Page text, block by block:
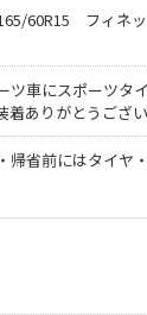
60R15 フィネ
ツ車にスポーツタ
ありがとうござ
帰省前にはタイヤ